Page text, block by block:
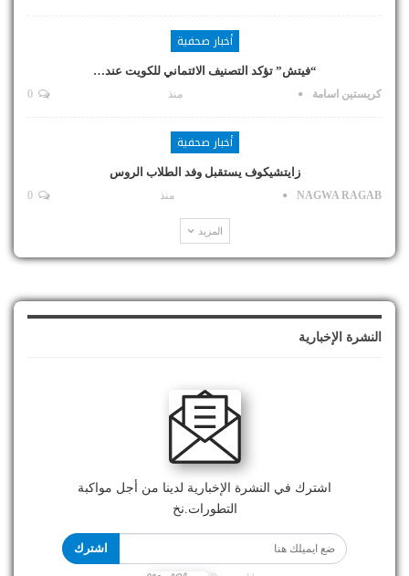
أخبار صحفية
“فيتش” تؤكد التصنيف الائتماني للكويت عند…
كريستين اسامة منذ
أخبار صحفية
زايتشيكوف يستقبل وفد الطلاب الروس
NAGWA RAGAB منذ
المزيد
النشرة الإخبارية
اشترك في النشرة الإخبارية لدينا من أجل مواكبة
التطورات.نخ
اشترك